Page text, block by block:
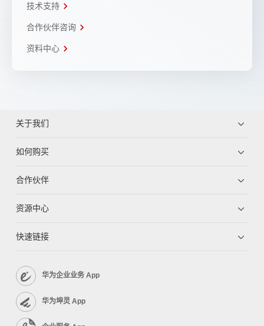
技术支持
合作伙伴咨询
资料中心
关于我们
如何购买
合作伙伴
资源中心
快速链接
华为企业业务 App
华为坤灵 App